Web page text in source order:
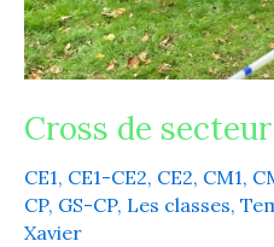
Cross de secteur
CE1, CE1-CE2, CE2, CM1,
CP, GS-CP, Les classes,
Xavier